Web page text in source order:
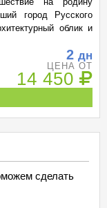
город Русского
облик и
2 дн
ЦЕНА ОТ
14 450
сделать